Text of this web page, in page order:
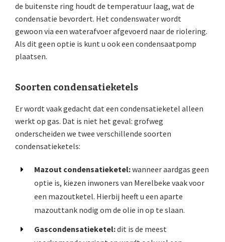
de buitenste ring houdt de temperatuur laag, wat de
condensatie bevordert. Het condenswater wordt
gewoon via een waterafvoer afgevoerd naar de riolering.
Als dit geen optie is kunt u ook een condensaatpomp
plaatsen.
Soorten condensatieketels
Er wordt vaak gedacht dat een condensatieketel alleen
werkt op gas. Dat is niet het geval: grofweg
onderscheiden we twee verschillende soorten
condensatieketels:
Mazout condensatieketel:wanneer aardgas geen
optie is, kiezen inwoners van Merelbeke vaak voor
een mazoutketel. Hierbij heeft u een aparte
mazouttank nodig om de olie in op te slaan.
Gascondensatieketel:dit is de meest